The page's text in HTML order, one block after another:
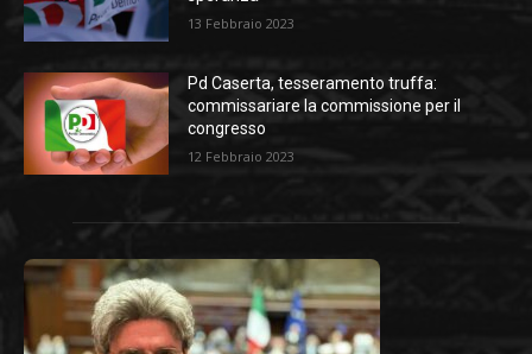
13 Febbraio 2023
Pd Caserta, tesseramento truffa:
commissariare la commissione per il
congresso
12 Febbraio 2023